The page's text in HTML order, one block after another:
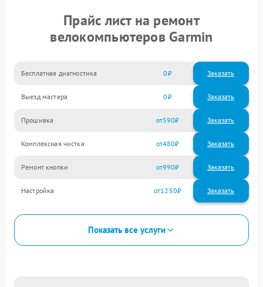
Прайс лист на ремонт
велокомпьютеров Garmin
Бесплатная диагностика 0 Заказать
Выезд мастера 0 Заказать
Прошивка 590
Комплексная чистка 480
Ремонт кнопки 990
Настройка 1250
Показать все услуги